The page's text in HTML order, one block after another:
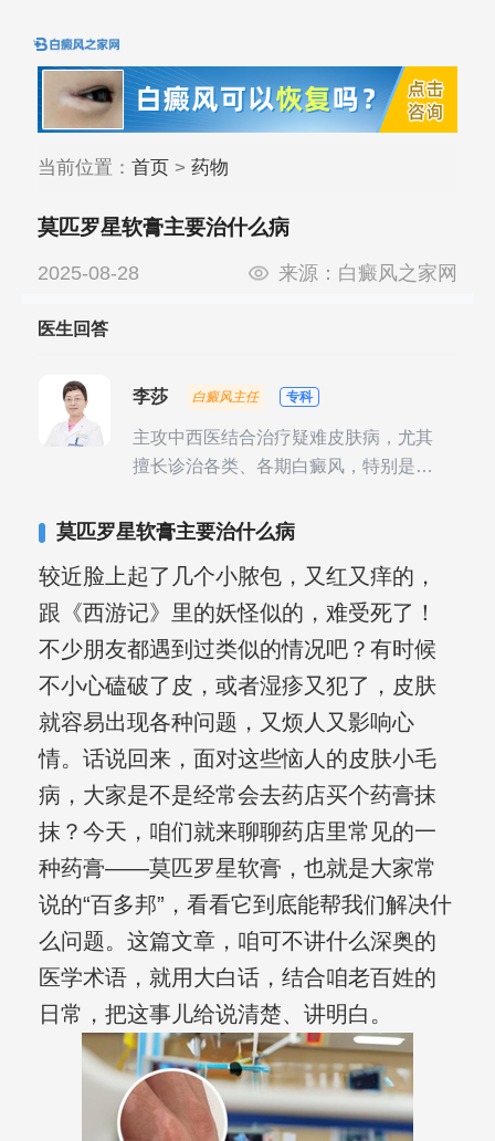
当前位置： 首页> 药物
莫匹罗星软膏主要治什么病
2025-08-28 来源： 白癜风之家网
医生回答
李莎 白癜风主任 专科
主攻中西医结合治疗疑难皮肤病，尤其
擅长诊治各类、各期白癜风，特别是对
复发期;临床运用中医的辨证施治，理法
莫匹罗星软膏主要治什么病
较近脸上起了几个小脓包，又红又痒的，
跟《西游记》里的妖怪似的，难受死了！
不少朋友都遇到过类似的情况吧？有时候
不小心磕破了皮，或者湿疹又犯了，皮肤
就容易出现各种问题，又烦人又影响心
情。话说回来，面对这些恼人的皮肤小毛
病，大家是不是经常会去药店买个药膏抹
抹？今天，咱们就来聊聊药店里常见的一
种药膏——莫匹罗星软膏，也就是大家常
说的“百多邦”，看看它到底能帮我们解决什
么问题。这篇文章，咱可不讲什么深奥的
医学术语，就用大白话，结合咱老百姓的
日常，把这事儿给说清楚、讲明白。